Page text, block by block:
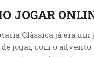
JOGAR
Clássica já era um
jogar, com o